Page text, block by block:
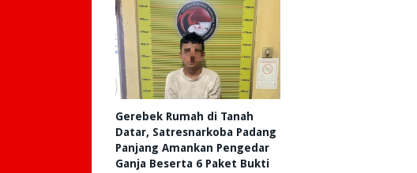
Gerebek Rumah di Tanah
Datar, Satresnarkoba Padang
Panjang Amankan Pengedar
Ganja Beserta 6 Paket Bukti